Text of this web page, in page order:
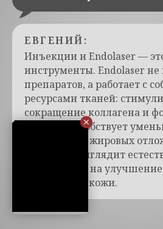
ЕВГЕНИЙ:
Инъекции и Endolaser —
инструменты. Endolaser
препаратов, а работает с
ресурсами тканей:
сокращение коллагена и
нового, способствует
избыточных жировых
результат выглядит
и направлен на
и плотности кожи.